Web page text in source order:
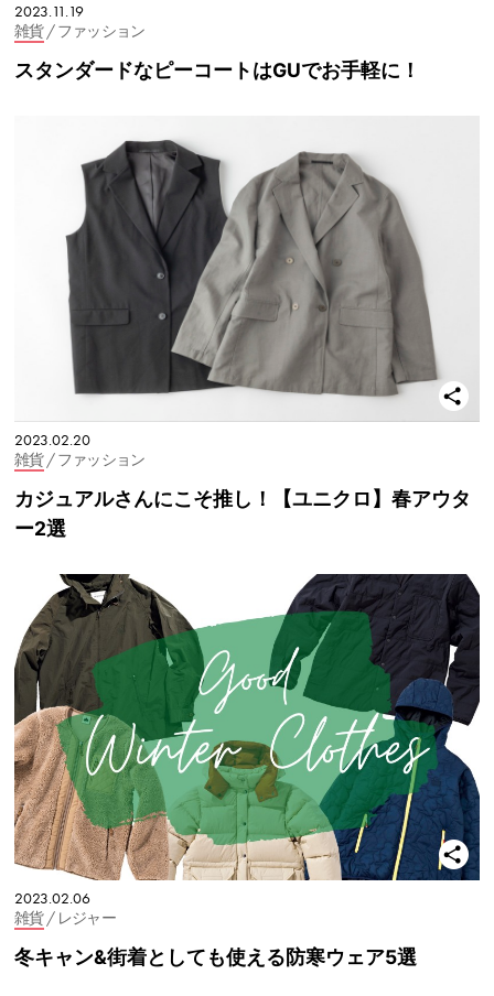
2023.11.19
雑貨/ ファッション
スタンダードなピーコートはGUでお手軽に！
2023.02.20
雑貨/ ファッション
カジュアルさんにこそ推し！【ユニクロ】春アウタ
ー2選
2023.02.06
雑貨/ レジャー
冬キャン&街着としても使える防寒ウェア5選